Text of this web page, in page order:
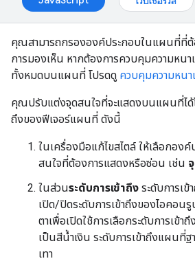
คุณสามารถกรององค์ประกอบในแผนที่ที่ต้
การมองเห็น หากต้องการควบคุมความหน
ทั้งหมดบนแผนที่ โปรดดู ควบคุมความหน
คุณปรับแต่งจุดสนใจที่จะแสดงบนแผนที่ได้
ถึงของฟีเจอร์แผนที่ ดังนี้
ในเครื่องมือแก้ไขสไตล์ ให้เลือกอง
สนใจที่ต้องการแสดงหรือซ่อน เช่น
ในส่วนระดับการเข้าถึง ระดับการเ
เปิด/ปิดระดับการเข้าถึงของไอคอนรู
ตาเพื่อเปิดใช้การเลือกระดับการเข้า
เป็นสีน้ำเงิน ระดับการเข้าถึงแผนที่
เทา